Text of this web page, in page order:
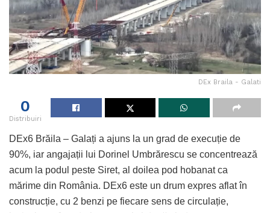
DEx Braila - Galati
0
Distribuiri
DEx6 Brăila – Galați a ajuns la un grad de execuție de
90%, iar angajații lui Dorinel Umbrărescu se concentrează
acum la podul peste Siret, al doilea pod hobanat ca
mărime din România. DEx6 este un drum expres aflat în
construcție, cu 2 benzi pe fiecare sens de circulație,